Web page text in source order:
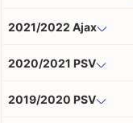
2021/2022 Ajax
2020/2021 PSV
2019/2020 PSV